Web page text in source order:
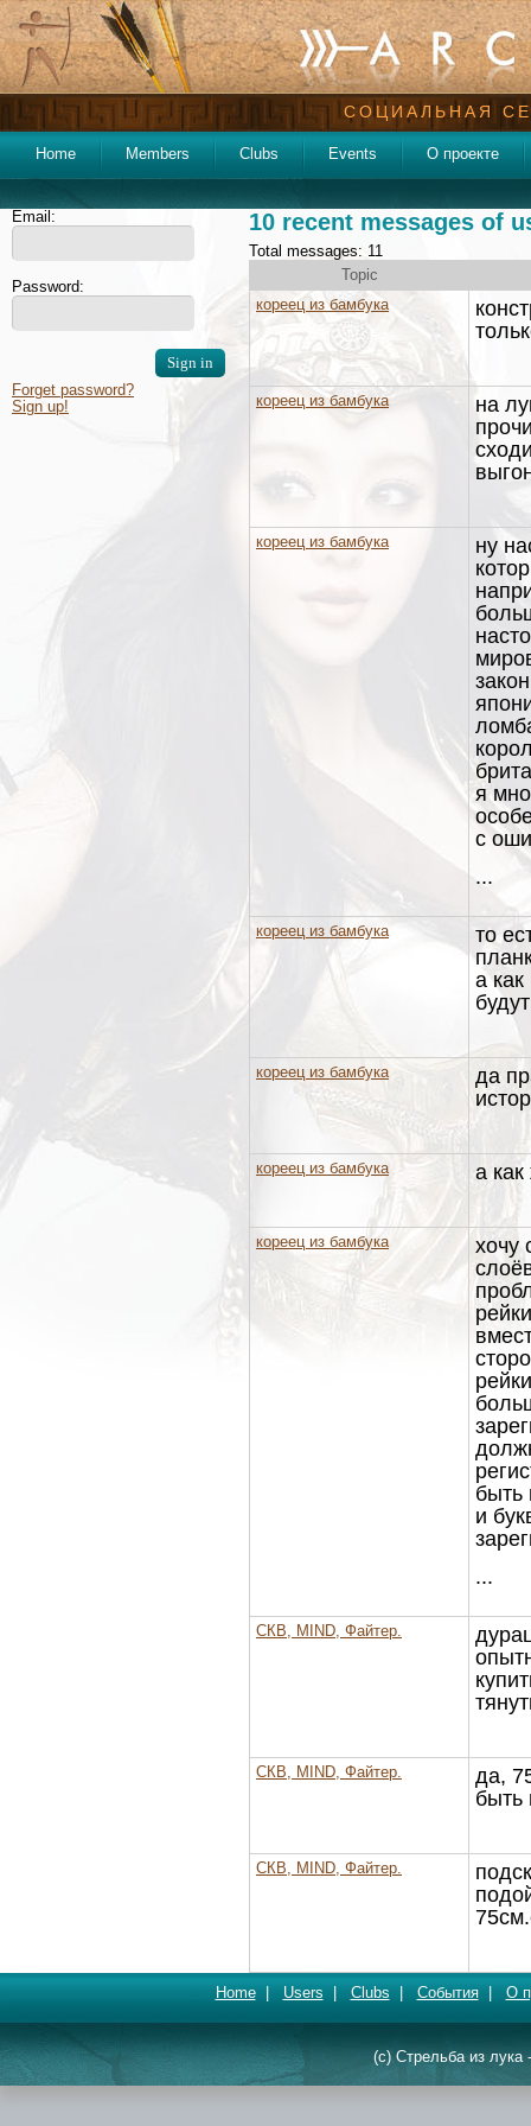
СОЦИАЛЬНАЯ
Home Members Clubs Events О проекте
Email:
Password:
Forget password?
Sign up!
10 recent messages of
Total messages: 11
Topic
кореец из бамбука
кореец из бамбука
на
кореец из бамбука
ну
я
с
...
кореец из бамбука
то
а как
кореец из бамбука
да
кореец из бамбука а
кореец из бамбука
хочу
и
...
СКВ, MIND, Файтер.
СКВ, MIND, Файтер.
да,
быть
СКВ, MIND, Файтер.
Home| Users Clubs События| О
(c) Стрельба из лука